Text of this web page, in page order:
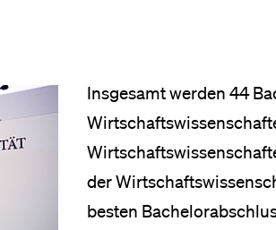
Insgesamt werden 44
der
besten